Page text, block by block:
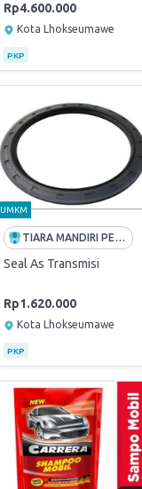
Rp4.600.000
Kota Lhokseumawe
PKP
UMKM
TIARA MANDIRI PERKASA
Seal As Transmisi
Rp1.620.000
Kota Lhokseumawe
PKP